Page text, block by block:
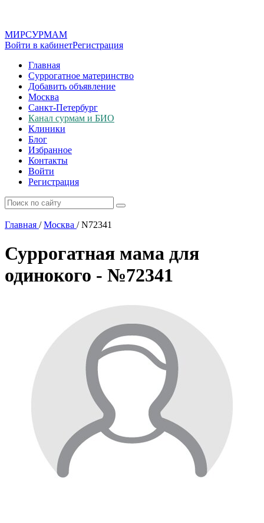
МИРСУРМАМ
Войти в кабинетРегистрация
Главная
Суррогатное материнство
Добавить объявление
Москва
Санкт-Петербург
Канал сурмам и БИО
Клиники
Блог
Избранное
Контакты
Войти
Регистрация
Главная / Москва /N72341
Суррогатная мама для
одинокого - №72341